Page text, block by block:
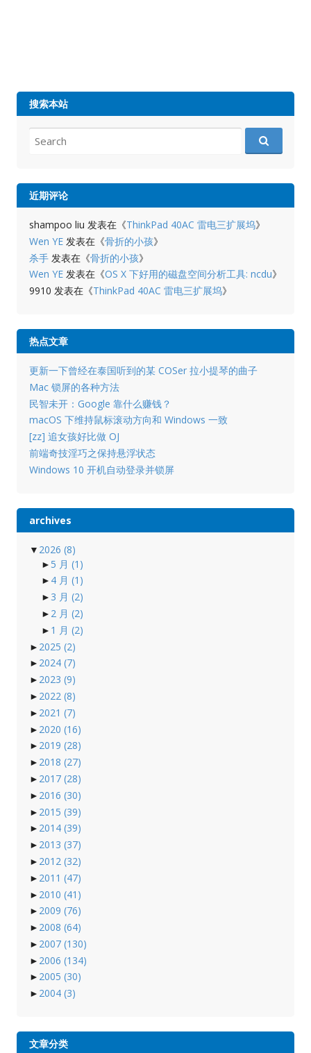
搜索本站
for:
近期评论
shampoo liu 发表在《ThinkPad 40AC 雷电三扩展坞》
Wen YE发表在《骨折的小孩》
杀手发表在《骨折的小孩》
Wen YE发表在《OS X 下好用的磁盘空间分析工具: ncdu》
9910 发表在《ThinkPad 40AC 雷电三扩展坞》
热点文章
更新一下曾经在泰国听到的某 COSer 拉小提琴的曲子
Mac 锁屏的各种方法
民智未开：Google 靠什么赚钱？
macOS 下维持鼠标滚动方向和 Windows 一致
[zz] 追女孩好比做 OJ
前端奇技淫巧之保持悬浮状态
Windows 10 开机自动登录并锁屏
archives
▼ 2026 (8)
► 5 月 (1)
► 4 月 (1)
► 3 月 (2)
► 2 月 (2)
► 1 月 (2)
► 2025 (2)
► 2024 (7)
► 2023 (9)
► 2022 (8)
► 2021 (7)
► 2020 (16)
► 2019 (28)
► 2018 (27)
► 2017 (28)
► 2016 (30)
► 2015 (39)
► 2014 (39)
► 2013 (37)
► 2012 (32)
► 2011 (47)
► 2010 (41)
► 2009 (76)
► 2008 (64)
► 2007 (130)
► 2006 (134)
► 2005 (30)
► 2004 (3)
文章分类